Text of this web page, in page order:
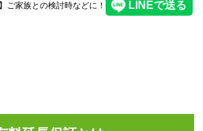
ご家族との検討時などに！